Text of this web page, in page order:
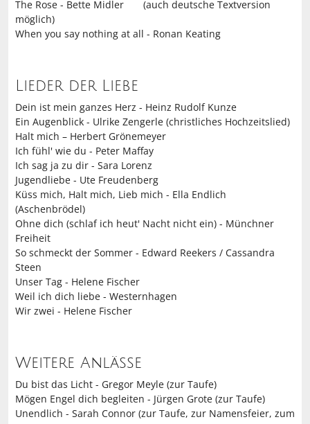
The Rose - Bette Midler (auch deutsche Textversion
möglich)
When you say nothing at all - Ronan Keating
Lieder der Liebe
Dein ist mein ganzes Herz - Heinz Rudolf Kunze
Ein Augenblick - Ulrike Zengerle (christliches Hochzeitslied)
Halt mich – Herbert Grönemeyer
Ich fühl' wie du - Peter Maffay
Ich sag ja zu dir - Sara Lorenz
Jugendliebe - Ute Freudenberg
Küss mich, Halt mich, Lieb mich - Ella Endlich
(Aschenbrödel)
Ohne dich (schlaf ich heut' Nacht nicht ein) - Münchner
Freiheit
So schmeckt der Sommer - Edward Reekers / Cassandra
Steen
Unser Tag - Helene Fischer
Weil ich dich liebe - Westernhagen
Wir zwei - Helene Fischer
Weitere Anlässe
Du bist das Licht - Gregor Meyle (zur Taufe)
Mögen Engel dich begleiten - Jürgen Grote (zur Taufe)
Unendlich - Sarah Connor (zur Taufe, zur Namensfeier, zum